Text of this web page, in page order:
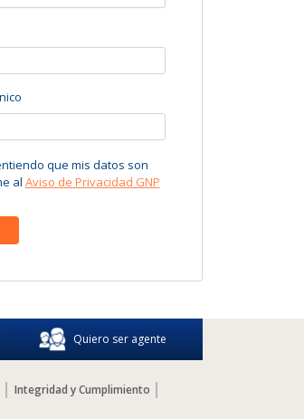
Quiero ser agente
Integridad y Cumplimiento